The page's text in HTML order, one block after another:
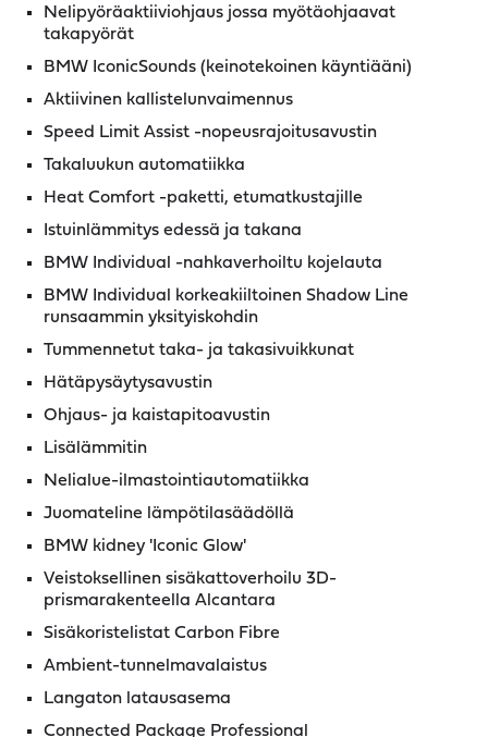
Nelipyöräaktiiviohjaus jossa myötäohjaavat
takapyörät
BMW IconicSounds (keinotekoinen käyntiääni)
Aktiivinen kallistelunvaimennus
Speed Limit Assist -nopeusrajoitusavustin
Takaluukun automatiikka
Heat Comfort -paketti, etumatkustajille
Istuinlämmitys edessä ja takana
BMW Individual -nahkaverhoiltu kojelauta
BMW Individual korkeakiiltoinen Shadow Line
runsaammin yksityiskohdin
Tummennetut taka- ja takasivuikkunat
Hätäpysäytysavustin
Ohjaus- ja kaistapitoavustin
Lisälämmitin
Nelialue-ilmastointiautomatiikka
Juomateline lämpötilasäädöllä
BMW kidney 'Iconic Glow'
Veistoksellinen sisäkattoverhoilu 3D-
prismarakenteella Alcantara
Sisäkoristelistat Carbon Fibre
Ambient-tunnelmavalaistus
Langaton latausasema
Connected Package Professional